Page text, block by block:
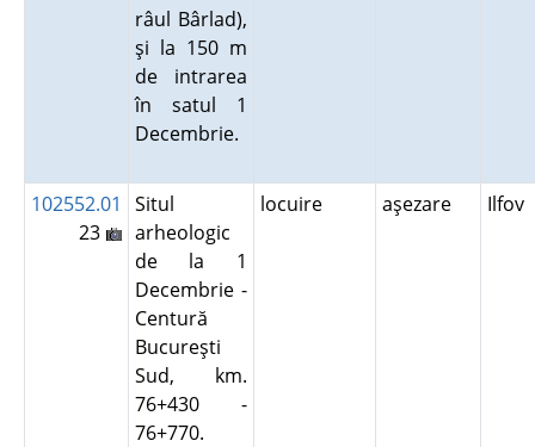
râul Bârlad),
şi la 150 m
de intrarea
în satul 1
Decembrie.
102552.01
23
Situl
arheologic
de la 1
Decembrie -
Centură
Bucureşti
Sud, km.
76+430 -
76+770.
locuire aşezare Ilfov